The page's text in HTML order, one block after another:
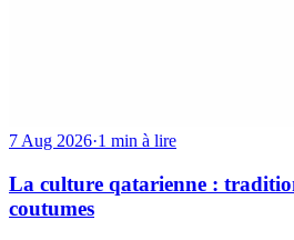
7 Aug 2026·1 min à lire
La culture qatarienne :
coutumes